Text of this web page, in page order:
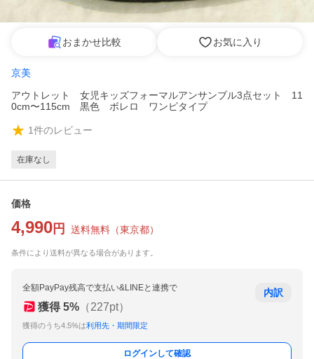
おまかせ比較 お気に入り
京美
アウトレット 女児キッズフォーマルアンサンブル3点セット 11
0cm〜115cm 黒色 ボレロ ワンピタイプ
1件のレビュー
在庫なし
価格
4,990 円 送料無料 （東京都）
条件により送料が異なる場合があります。
全額PayPay残高で支払い&LINEと連携で
獲得 5% （227pt）
獲得のうち4.5%は利用先・期間限定
内訳
ログインして確認